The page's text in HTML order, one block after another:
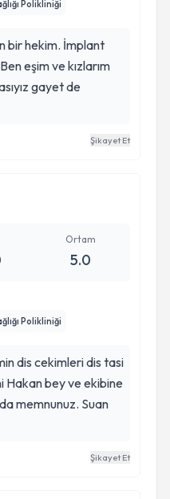
Polikliniği
bir hekim. İmplant
eşim ve kızlarım
gayet de
Şikayet Et
Ortam
5.0
Polikliniği
dis cekimleri dis tasi
Hakan bey ve ekibine
memnunuz. Suan
Şikayet Et